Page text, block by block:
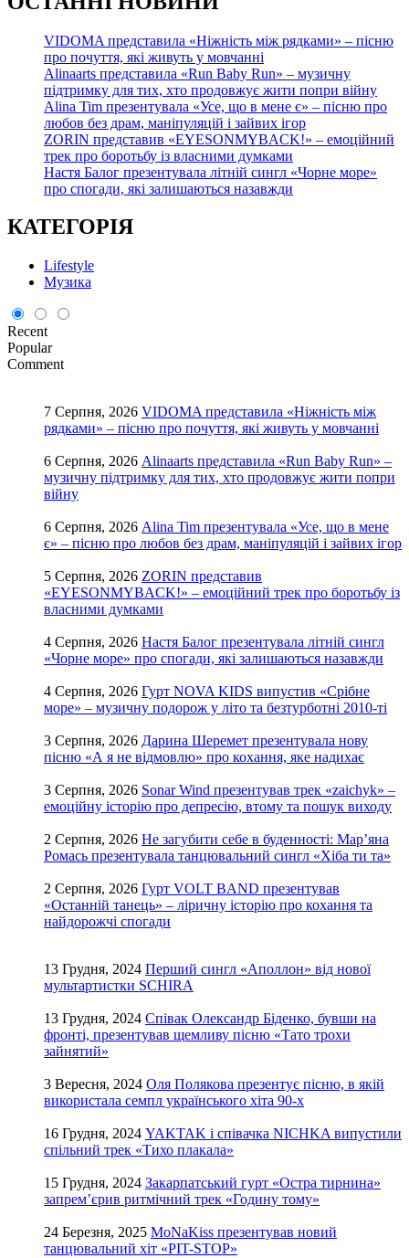
VIDOMA представила «Ніжність між рядками» – пісню
про почуття, які живуть у мовчанні
Alinaarts представила «Run Baby Run» – музичну
підтримку для тих, хто продовжує жити попри війну
Alina Tim презентувала «Усе, що в мене є» – пісню про
любов без драм, маніпуляцій і зайвих ігор
ZORIN представив «EYESONMYBACK!» – емоційний
трек про боротьбу із власними думками
Настя Балог презентувала літній сингл «Чорне море»
про спогади, які залишаються назавжди
КАТЕГОРІЯ
Lifestyle
Музика
Recent
Popular
Comment
7 Серпня, 2026 VIDOMA представила «Ніжність між
рядками» – пісню про почуття, які живуть у мовчанні
6 Серпня, 2026 Alinaarts представила «Run Baby Run» –
музичну підтримку для тих, хто продовжує жити попри
війну
6 Серпня, 2026 Alina Tim презентувала «Усе, що в мене
є» – пісню про любов без драм, маніпуляцій і зайвих ігор
5 Серпня, 2026 ZORIN представив
«EYESONMYBACK!» – емоційний трек про боротьбу із
власними думками
4 Серпня, 2026 Настя Балог презентувала літній сингл
«Чорне море» про спогади, які залишаються назавжди
4 Серпня, 2026 Гурт NOVA KIDS випустив «Срібне
море» – музичну подорож у літо та безтурботні 2010-ті
3 Серпня, 2026 Дарина Шеремет презентувала нову
пісню «А я не відмовлю» про кохання, яке надихає
3 Серпня, 2026 Sonar Wind презентував трек «zaichyk» –
емоційну історію про депресію, втому та пошук виходу
2 Серпня, 2026 Не загубити себе в буденності: Мар’яна
Ромась презентувала танцювальний сингл «Хіба ти та»
2 Серпня, 2026 Гурт VOLT BAND презентував
«Останній танець» – ліричну історію про кохання та
найдорожчі спогади
13 Грудня, 2024 Перший сингл «Аполлон» від нової
мультартистки SCHIRA
13 Грудня, 2024 Співак Олександр Біденко, бувши на
фронті, презентував щемливу пісню «Тато трохи
зайнятий»
3 Вересня, 2024 Оля Полякова презентує пісню, в якій
використала семпл українського хіта 90-х
16 Грудня, 2024 YAKTAK і співачка NICHKA випустили
спільний трек «Тихо плакала»
15 Грудня, 2024 Закарпатський гурт «Остра тирнина»
запрем’єрив ритмічний трек «Годину тому»
24 Березня, 2025 MoNaKiss презентував новий
танцювальний хіт «PIT-STOP»